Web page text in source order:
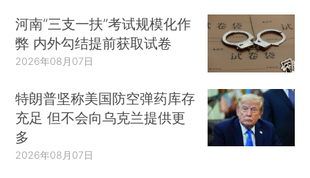
河南“三支一扶”考试规模化作
弊 内外勾结提前获取试卷
2026年08月07日
特朗普坚称美国防空弹药库存
充足 但不会向乌克兰提供更
多
2026年08月07日